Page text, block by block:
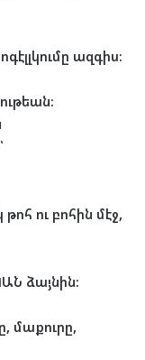
ազգիս։
՝
ու բոհին մէջ,
ձայնին։
մաքուրը,